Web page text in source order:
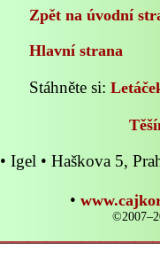
Zpět na úvodní
Hlavní strana
Stáhněte si:
• Igel • Haškova 5,
•